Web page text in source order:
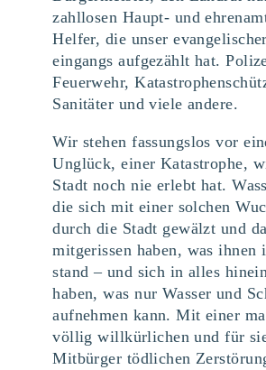
zahllosen Haupt- und
Helfer, die unser
eingangs aufgezählt hat.
Feuerwehr,
Sanitäter und viele andere.
Wir stehen fassungslos vor
Unglück, einer Katastrophe,
Stadt noch nie erlebt hat.
die sich mit einer solchen
durch die Stadt gewälzt und
mitgerissen haben, was ihnen
stand – und sich in alles
haben, was nur Wasser und
aufnehmen kann. Mit einer
völlig willkürlichen und für
Mitbürger tödlichen